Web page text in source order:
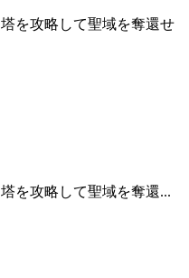
を攻略して聖域を奪還せ
を攻略して聖域を奪還...